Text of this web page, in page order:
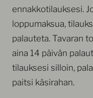
ennakkotilauksesi.
loppumaksua,
palauteta. Tavaran
aina 14 päivän
tilauksesi silloin,
paitsi käsirahan.